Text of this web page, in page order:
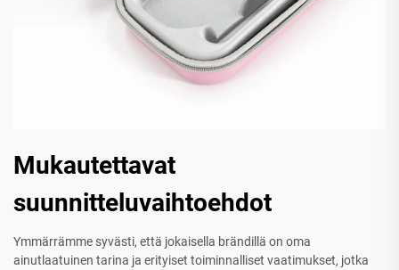
Mukautettavat
suunnitteluvaihtoehdot
Ymmärrämme syvästi, että jokaisella brändillä on oma
ainutlaatuinen tarina ja erityiset toiminnalliset vaatimukset, jotka